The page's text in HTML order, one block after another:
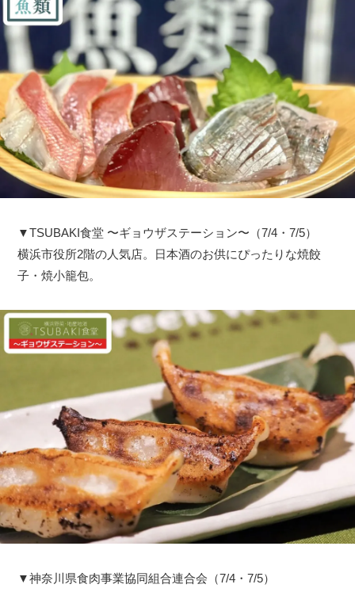
▼TSUBAKI食堂 〜ギョウザステーション〜（7/4・7/5）
横浜市役所2階の人気店。日本酒のお供にぴったりな焼餃
子・焼小籠包。
▼神奈川県食肉事業協同組合連合会（7/4・7/5）